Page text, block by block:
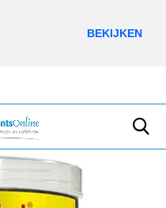
BEKIJKEN